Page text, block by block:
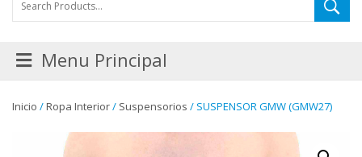
Menu Principal
Inicio /Ropa Interior/ Suspensorios / SUSPENSOR GMW (GMW27)